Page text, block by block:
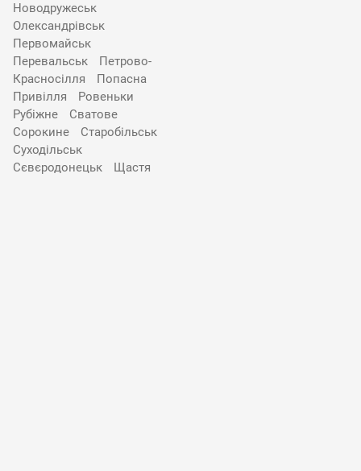
Новодружеськ
Олександрівськ
Первомайськ
Перевальськ
Петрово-
Красносілля
Попасна
Привілля
Ровеньки
Рубіжне
Сватове
Сорокине
Старобільськ
Суходільськ
Сєвєродонецьк
Щастя